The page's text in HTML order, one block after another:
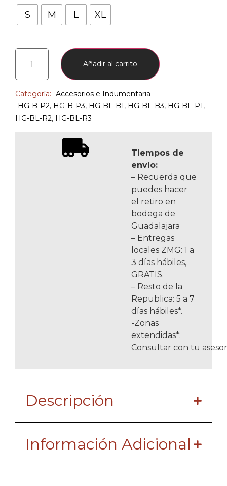
S M L XL
Añadir al carrito
Categoría: Accesorios e Indumentaria
HG-B-P2, HG-B-P3, HG-BL-B1 , HG-BL-B3, HG-BL-P1 ,
HG-BL-R2, HG-BL-R3
Tiempos de
envío:
– Recuerda que
puedes hacer
el retiro en
bodega de
Guadalajara
– Entregas
locales ZMG: 1 a
3 días hábiles,
GRATIS.
– Resto de la
Republica: 5 a 7
días hábiles*.
-Zonas
extendidas*:
Consultar con tu
Descripción
Información Adicional